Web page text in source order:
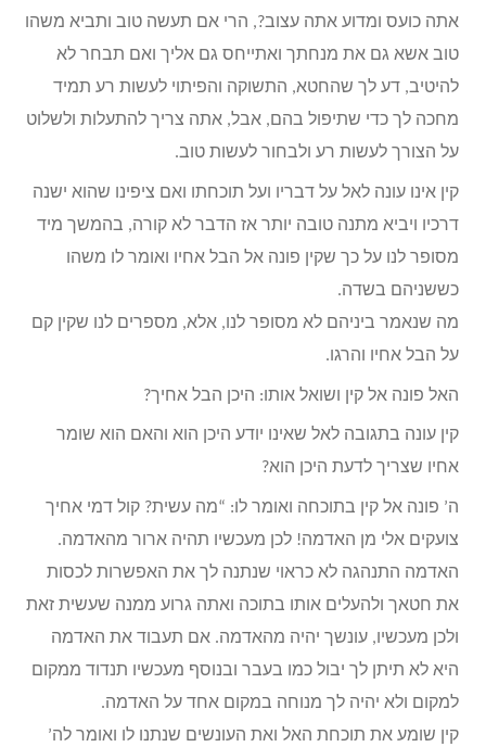
אתה כועס ומדוע אתה עצוב?, הרי אם תעשה טוב ותביא משהו
טוב אשא גם את מנחתך ואתייחס גם אליך ואם תבחר לא
להיטיב, דע לך שהחטא, התשוקה והפיתוי לעשות רע תמיד
מחכה לך כדי שתיפול בהם, אבל, אתה צריך להתעלות ולשלוט
על הצורך לעשות רע ולבחור לעשות טוב.
קין אינו עונה לאל על דבריו ועל תוכחתו ואם ציפינו שהוא ישנה
דרכיו ויביא מתנה טובה יותר אז הדבר לא קורה, בהמשך מיד
מסופר לנו על כך שקין פונה אל הבל אחיו ואומר לו משהו
כששניהם בשדה.
מה שנאמר ביניהם לא מסופר לנו, אלא, מספרים לנו שקין קם
על הבל אחיו והרגו.
האל פונה אל קין ושואל אותו: היכן הבל אחיך?
קין עונה בתגובה לאל שאינו יודע היכן הוא והאם הוא שומר
אחיו שצריך לדעת היכן הוא?
ה’ פונה אל קין בתוכחה ואומר לו: “מה עשית? קול דמי אחיך
צועקים אלי מן האדמה! לכן מעכשיו תהיה ארור מהאדמה.
האדמה התנהגה לא כראוי שנתנה לך את האפשרות לכסות
את חטאך ולהעלים אותו בתוכה ואתה גרוע ממנה שעשית זאת
ולכן מעכשיו, עונשך יהיה מהאדמה. אם תעבוד את האדמה
היא לא תיתן לך יבול כמו בעבר ובנוסף מעכשיו תנדוד ממקום
למקום ולא יהיה לך מנוחה במקום אחד על האדמה.
קין שומע את תוכחת האל ואת העונשים שנתנו לו ואומר לה’